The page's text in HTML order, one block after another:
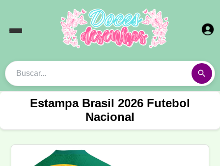
Estampa Brasil 2026 Futebol
Nacional